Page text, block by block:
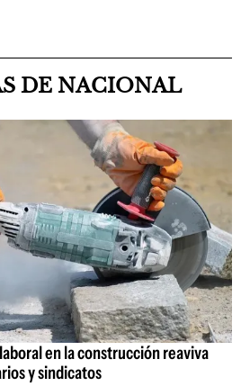
DE NACIONAL
en la construcción reaviva
y sindicatos